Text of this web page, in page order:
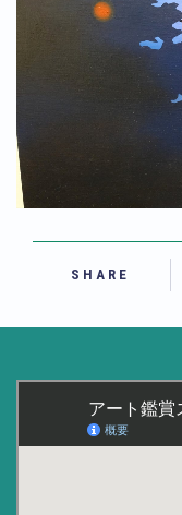
百貨店
美術館・博物館
オルタナティ
アートフェア
イベント
オークション
用語解説
作家・作品紹介
SHARE